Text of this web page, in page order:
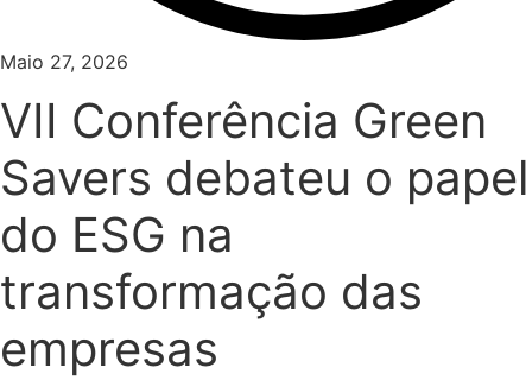
Maio 27, 2026
VII Conferência Green
Savers debateu o papel
do ESG na
transformação das
empresas